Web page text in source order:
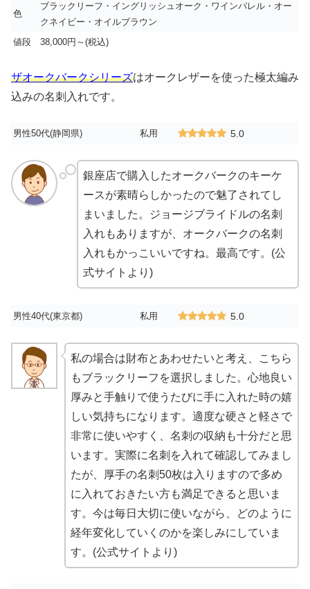
色
ブラックリーフ・イングリッシュオーク・ワインバレル・オー
クネイビー・オイルブラウン
値段
38,000円～(税込)
ザオークバークシリーズはオークレザーを使った極太編み
込みの名刺入れです。
男性50代(静岡県) 私用 5.0
銀座店で購入したオークバークのキーケ
ースが素晴らしかったので魅了されてし
まいました。ジョージブライドルの名刺
入れもありますが、オークバークの名刺
入れもかっこいいですね。最高です。(公
式サイトより)
男性40代(東京都) 私用 5.0
私の場合は財布とあわせたいと考え、こちら
もブラックリーフを選択しました。心地良い
厚みと手触りで使うたびに手に入れた時の嬉
しい気持ちになります。適度な硬さと軽さで
非常に使いやすく、名刺の収納も十分だと思
います。実際に名刺を入れて確認してみまし
たが、厚手の名刺50枚は入りますので多め
に入れておきたい方も満足できると思いま
す。今は毎日大切に使いながら、どのように
経年変化していくのかを楽しみにしていま
す。(公式サイトより)